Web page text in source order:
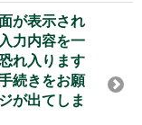
が表示され
力内容を一
れ入ります
続きをお願
が出てしま